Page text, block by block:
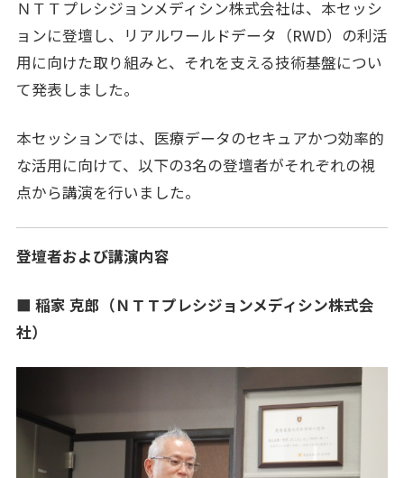
ＮＴＴプレシジョンメディシン株式会社は、本セッシ
ョンに登壇し、リアルワールドデータ（RWD）の利活
用に向けた取り組みと、それを支える技術基盤につい
て発表しました。
本セッションでは、医療データのセキュアかつ効率的
な活用に向けて、以下の3名の登壇者がそれぞれの視
点から講演を行いました。
登壇者および講演内容
■ 稲家 克郎（ＮＴＴプレシジョンメディシン株式会
社）